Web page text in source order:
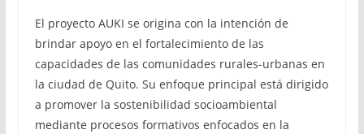
El proyecto AUKI se origina con la intención de
brindar apoyo en el fortalecimiento de las
capacidades de las comunidades rurales-urbanas en
la ciudad de Quito. Su enfoque principal está dirigido
a promover la sostenibilidad socioambiental
mediante procesos formativos enfocados en la